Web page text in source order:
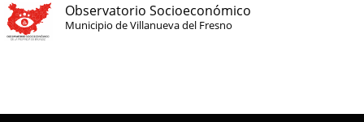
Observatorio Socioeconómico
Municipio de Villanueva del Fresno